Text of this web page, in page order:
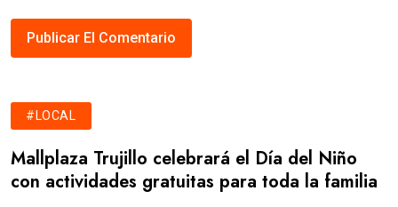
#LOCAL
Mallplaza Trujillo celebrará el Día del Niño
con actividades gratuitas para toda la familia